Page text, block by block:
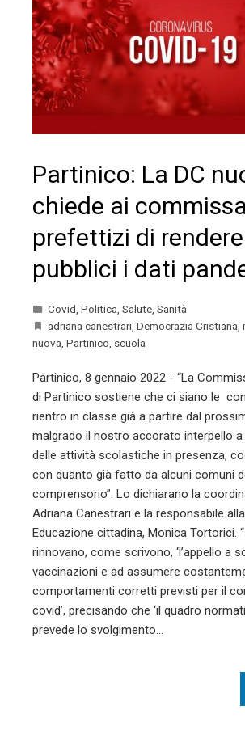
Partinico: La DC
chiede ai
prefettizi di rendere
pubblici i dati
Covid Politica Salute Sanità
adriana canestrari Democrazia Cristiana
nuova Partinico scuola
Partinico, 8 gennaio 2022 - “La
di Partinico sostiene che ci siano le
rientro in classe già a partire dal
malgrado il nostro accorato interpello a
delle attività scolastiche in presenza,
con quanto già fatto da alcuni comuni
comprensorio”. Lo dichiarano la
Adriana Canestrari e la responsabile
Educazione cittadina, Monica Tortorici.
rinnovano, come scrivono, ‘l’appello a
vaccinazioni e ad assumere
comportamenti corretti previsti per il
covid’, precisando che ‘il quadro
prevede lo svolgimento…